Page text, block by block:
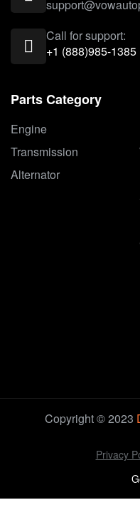
Call for support:
+1 (888)985-1385
Parts Category
Engine
Transmission
Alternator
Copyright © 2023
Privacy